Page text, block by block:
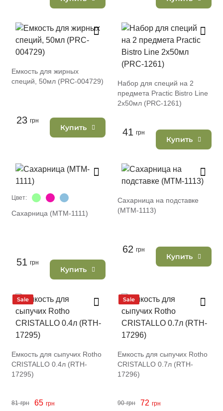
Емкость для жирных
специй, 50мл (PRC-004729)
23 грн
Купить
Набор для специй на 2
предмета Practic Bistro Line
2х50мл (PRC-1261)
41 грн
Купить
Цвет:
Сахарница (MTM-1111)
51 грн
Купить
Сахарница на подставке
(MTM-1113)
62 грн
Купить
Sale
Емкость для сыпучих Rotho
CRISTALLO 0.4л (RTH-
17295)
81 грн 65 грн
Sale
Емкость для сыпучих Rotho
CRISTALLO 0.7л (RTH-
17296)
90 грн 72 грн